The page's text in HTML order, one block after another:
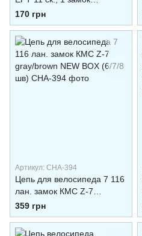
(polybag)
170 грн
Артикул: CHA-394
Цепь для велосипеда 7 116
лан. замок КМС Z-7
gray/brown NEW BOX (6/7/8
шв)
359 грн